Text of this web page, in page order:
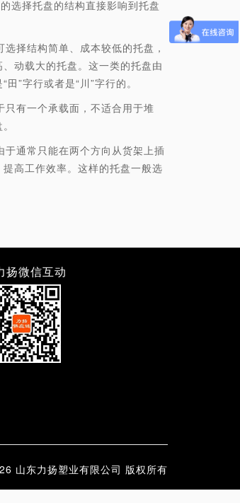
选择托盘的结构直接影响到托盘
择结构简单、成本较低的托盘，
动载大的托盘。这一类的托盘由
”字行或者是“川”字行的。
有一个承载面，不适合用于堆
通常只能在两个方向从货架上插
高工作效率。这样的托盘一般选
扬微信互动
山东力扬塑业有限公司 版权所有